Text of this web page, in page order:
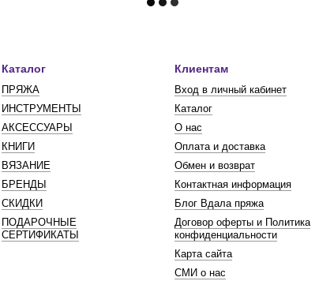
Каталог
ПРЯЖА
ИНСТРУМЕНТЫ
АКСЕССУАРЫ
КНИГИ
ВЯЗАНИЕ
БРЕНДЫ
СКИДКИ
ПОДАРОЧНЫЕ
СЕРТИФИКАТЫ
Клиентам
Вход в личный кабинет
Каталог
О нас
Оплата и доставка
Обмен и возврат
Контактная информация
Блог Вдала пряжа
Договор оферты и Политика
конфиденциальности
Карта сайта
СМИ о нас